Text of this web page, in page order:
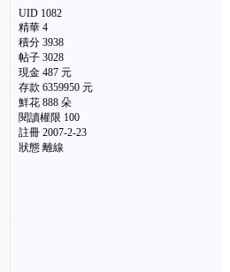
UID 1082
精華4
積分 3938
帖子 3028
現金 487 元
存款 6359950 元
鮮花 888 朵
閱讀權限 100
註冊 2007-2-23
狀態 離線